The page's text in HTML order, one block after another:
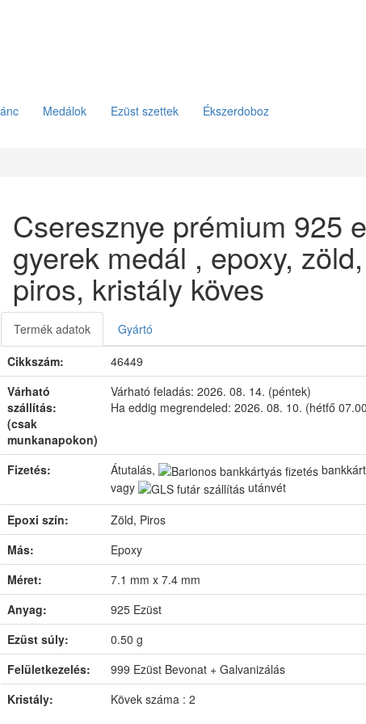
Medálok Ezüst szettek Ékszerdoboz
Cseresznye prémium 925
gyerek medál , epoxy, zöld,
piros, kristály köves
Termék adatok
Gyártó
Cikkszám:
46449
Várható
szállítás:
(csak
munkanapokon)
Várható feladás: 2026. 08. 14. (péntek)
Ha eddig megrendeled: 2026. 08. 10. (hétfő
Fizetés: Átutalás,
vagy
utánvét
Epoxi szín:
Zöld, Piros
Más:
Epoxy
Méret:
7.1 mm x 7.4 mm
Anyag:
925 Ezüst
Ezüst súly:
0.50 g
Felületkezelés:
999 Ezüst Bevonat + Galvanizálás
Kristály:
Kövek száma : 2